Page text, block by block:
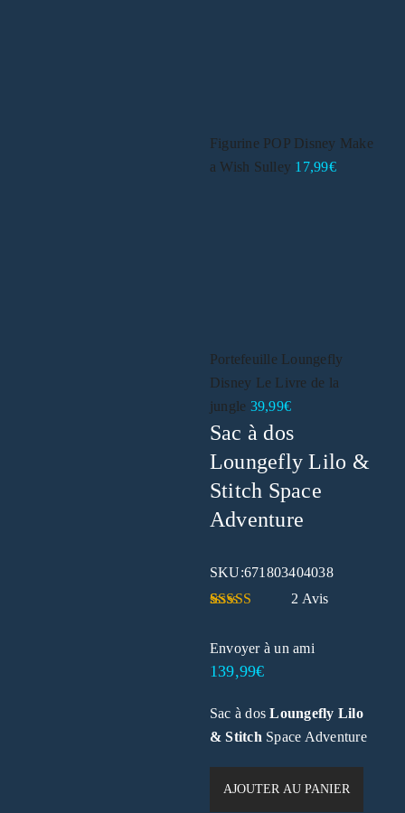
Figurine POP Disney Make
a Wish Sulley 17,99€
Portefeuille Loungefly
Disney Le Livre de la
jungle 39,99€
Sac à dos
Loungefly Lilo &
Stitch Space
Adventure
SKU:671803404038
surnotations
client
2 Avis
Envoyer à un ami
139,99€
Sac à dosLoungefly Lilo
& Stitch Space Adventure
AJOUTER AU PANIER